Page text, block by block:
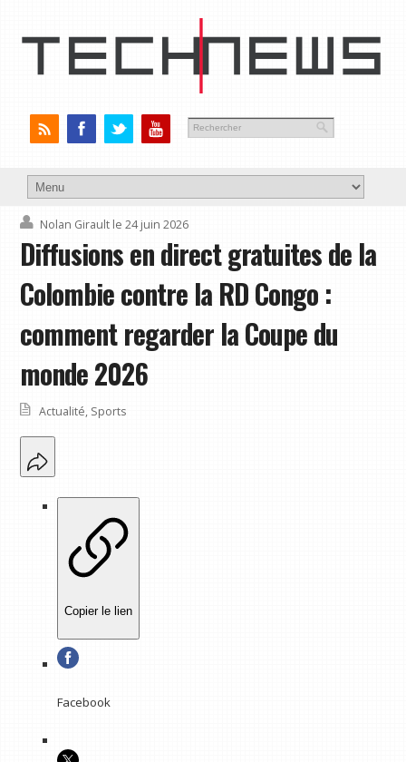
Nolan Girault le 24 juin 2026
Diffusions en direct gratuites de la
Colombie contre la RD Congo :
comment regarder la Coupe du
monde 2026
Actualité, Sports
Copier le lien
Facebook